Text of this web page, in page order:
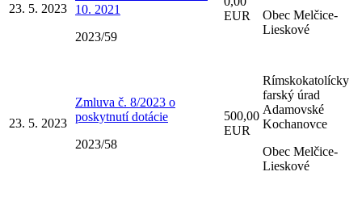
23. 5. 2023
10. 2021
2023/59
EUR
Obec Melčice-
Lieskové
23. 5. 2023
Zmluva č. 8/2023 o
poskytnutí dotácie
2023/58
500,00
EUR
Rímskokatolícky
farský úrad
Adamovské
Kochanovce
Obec Melčice-
Lieskové